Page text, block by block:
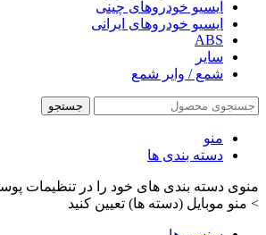
ایسیو خودروهای چینی
ایسیو خودروهای ایرانی
ABS
سایر
شمع / وایر شمع
جستجو
منو
دسته بندی ها
منوی دسته بندی های خود را در تنظیمات
> منو موبایل (دسته ها) تعیین کنید